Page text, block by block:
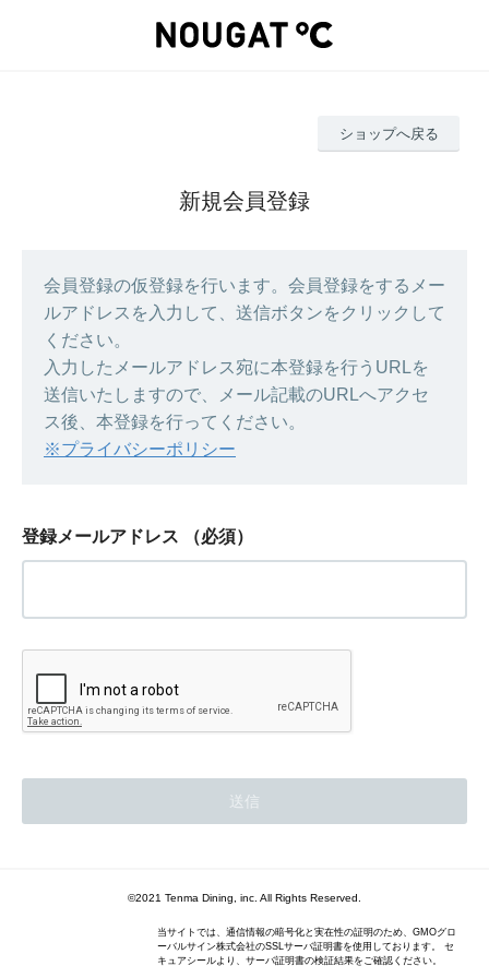
ショップへ戻る
新規会員登録
会員登録の仮登録を行います。会員登録をするメー
ルアドレスを入力して、送信ボタンをクリックして
ください。
入力したメールアドレス宛に本登録を行うURLを
送信いたしますので、メール記載のURLへアクセ
ス後、本登録を行ってください。
※プライバシーポリシー
登録メールアドレス （必須）
©2021 Tenma Dining, inc. All Rights Reserved.
当サイトでは、通信情報の暗号化と実在性の証明のため、GMOグロ
ーバルサイン株式会社のSSLサーバ証明書を使用しております。 セ
キュアシールより、サーバ証明書の検証結果をご確認ください。